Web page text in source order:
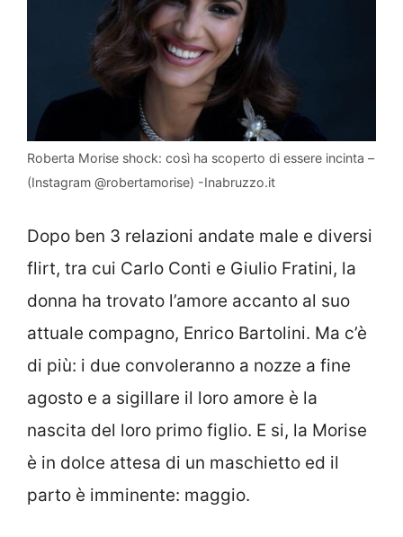
Roberta Morise shock: così ha scoperto di essere incinta –
(Instagram @robertamorise) -Inabruzzo.it
Dopo ben 3 relazioni andate male e diversi
flirt, tra cui Carlo Conti e Giulio Fratini, la
donna ha trovato l’amore accanto al suo
attuale compagno, Enrico Bartolini. Ma c’è
di più: i due convoleranno a nozze a fine
agosto e a sigillare il loro amore è la
nascita del loro primo figlio. E si, la Morise
è in dolce attesa di un maschietto ed il
parto è imminente: maggio.